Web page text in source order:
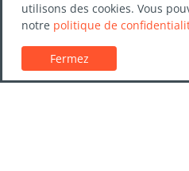
utilisons des cookies. Vous
notre politique de
Fermez